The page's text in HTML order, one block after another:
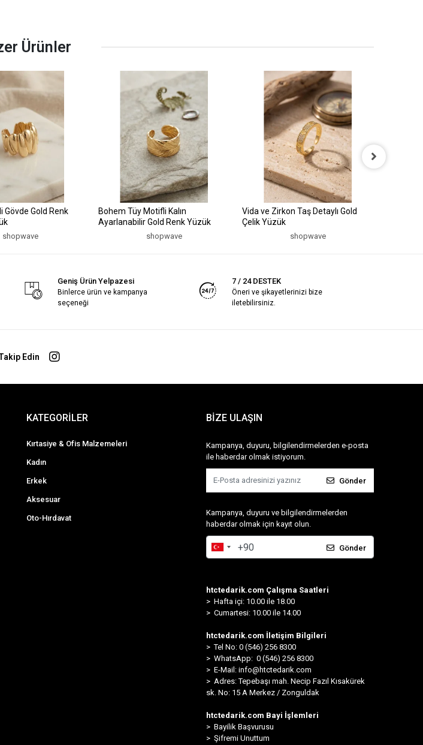
Ürünler
Gövde Gold Renk
shopwave
Bohem Tüy Motifli Kalın
Ayarlanabilir Gold Renk Yüzük
shopwave
Vida ve Zirkon Taş Detaylı Gold
Çelik Yüzük
shopwave
Geniş Ürün Yelpazesi
Binlerce ürün ve kampanya
seçeneği
7 / 24 DESTEK
Öneri ve şikayetlerinizi bize
iletebilirsiniz.
Edin
KATEGORİLER
Kırtasiye & Ofis Malzemeleri
Kadın
Erkek
Aksesuar
Oto-Hırdavat
BİZE ULAŞIN
Kampanya, duyuru, bilgilendirmelerden e-posta
ile haberdar olmak istiyorum.
Gönder
Kampanya, duyuru ve bilgilendirmelerden
haberdar olmak için kayıt olun.
Gönder
htctedarik.com Çalışma Saatleri
> Hafta içi: 10.00 ile 18.00
> Cumartesi: 10.00 ile 14.00
htctedarik.com İletişim Bilgileri
> Tel No: 0 (546) 256 8300
> WhatsApp: 0 (546) 256 8300
> E-Mail: info@htctedarik.com
> Adres: Tepebaşı mah. Necip Fazıl Kısakürek
sk. No: 15 A Merkez / Zonguldak
htctedarik.com Bayi İşlemleri
> Bayilik Başvurusu
> Şifremi Unuttum